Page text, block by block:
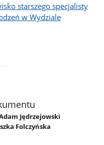
starszego specjalisty
w Wydziale
Jędrzejowski
Folczyńska